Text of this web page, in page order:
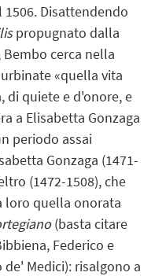
Disattendendo
propugnato dalla
cerca nella
«quella vita
di quiete e d'onore, e
a Elisabetta Gonzaga
periodo assai
Gonzaga (1471-
(1472-1508), che
loro quella onorata
(basta citare
Federico e
Medici): risalgono a